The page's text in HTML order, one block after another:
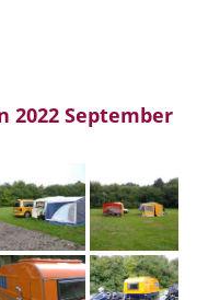
2022 September